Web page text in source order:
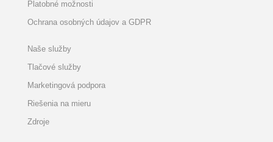
Platobné možnosti
Ochrana osobných údajov a GDPR
Naše služby
Tlačové služby
Marketingová podpora
Riešenia na mieru
Zdroje